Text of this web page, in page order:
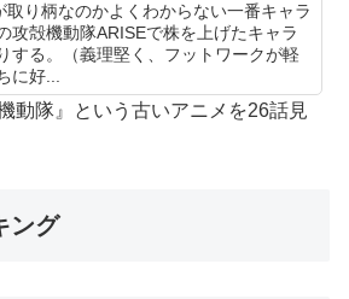
り柄なのかよくわからない一番キャラ
攻殻機動隊ARISEで株を上げたキャラ
する。（義理堅く、フットワークが軽
に好...
動隊』という古いアニメを26話見
ング